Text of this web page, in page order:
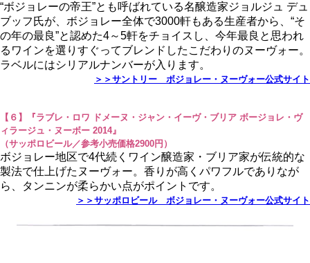
“ボジョレーの帝王”とも呼ばれている名醸造家ジョルジュ デュ
ブッフ氏が、ボジョレー全体で3000軒もある生産者から、“そ
の年の最良”と認めた4～5軒をチョイスし、今年最良と思われ
るワインを選りすぐってブレンドしたこだわりのヌーヴォー。
ラベルにはシリアルナンバーが入ります。
＞＞サントリー ボジョレー・ヌーヴォー公式サイト
【６】『ラブレ・ロワ ドメーヌ・ジャン・イーヴ・ブリア ボージョレ・ヴ
ィラージュ・ヌーボー 2014』
（サッポロビール／参考小売価格2900円）
ボジョレー地区で4代続くワイン醸造家・ブリア家が伝統的な
製法で仕上げたヌーヴォー。香りが高くパワフルでありなが
ら、タンニンが柔らかい点がポイントです。
＞＞サッポロビール ボジョレー・ヌーヴォー公式サイト